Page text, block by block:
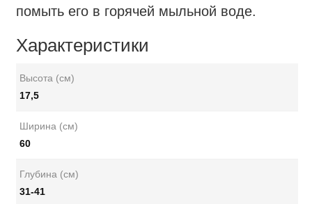
помыть его в горячей мыльной воде.
Характеристики
Высота (см)
17,5
Ширина (см)
60
Глубина (см)
31-41